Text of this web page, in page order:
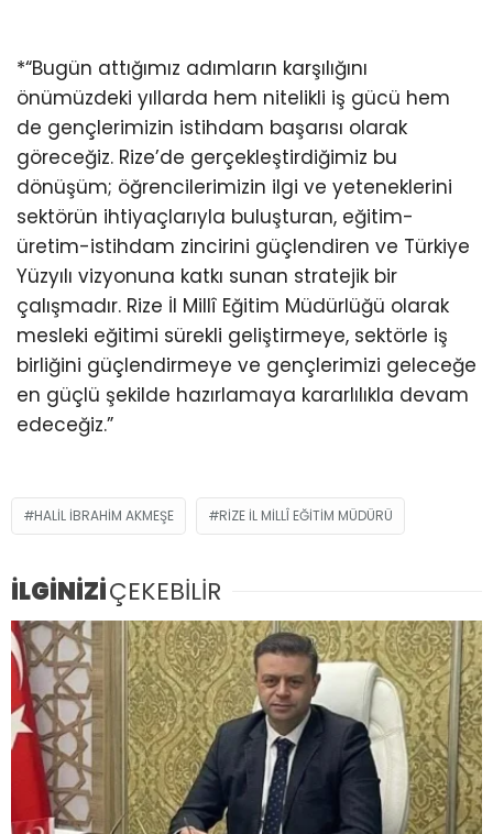
*“Bugün attığımız adımların karşılığını
önümüzdeki yıllarda hem nitelikli iş gücü hem
de gençlerimizin istihdam başarısı olarak
göreceğiz. Rize’de gerçekleştirdiğimiz bu
dönüşüm; öğrencilerimizin ilgi ve yeteneklerini
sektörün ihtiyaçlarıyla buluşturan, eğitim-
üretim-istihdam zincirini güçlendiren ve Türkiye
Yüzyılı vizyonuna katkı sunan stratejik bir
çalışmadır. Rize İl Millî Eğitim Müdürlüğü olarak
mesleki eğitimi sürekli geliştirmeye, sektörle iş
birliğini güçlendirmeye ve gençlerimizi geleceğe
en güçlü şekilde hazırlamaya kararlılıkla devam
edeceğiz.”
HALIL İBRAHIM AKMEŞE RIZE İL MILLÎ EĞITIM MÜDÜRÜ
İLGİNİZİÇEKEBİLİR